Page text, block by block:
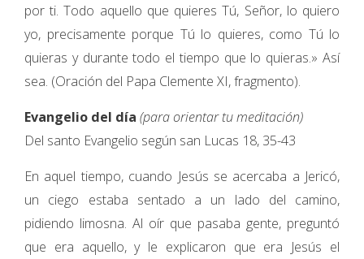
por ti. Todo aquello que quieres Tú, Señor, lo quiero
yo, precisamente porque Tú lo quieres, como Tú lo
quieras y durante todo el tiempo que lo quieras.» Así
sea. (Oración del Papa Clemente XI, fragmento).
Evangelio del día (para orientar tu meditación)
Del santo Evangelio según san Lucas 18, 35-43
En aquel tiempo, cuando Jesús se acercaba a Jericó,
un ciego estaba sentado a un lado del camino,
pidiendo limosna. Al oír que pasaba gente, preguntó
que era aquello, y le explicaron que era Jesús el